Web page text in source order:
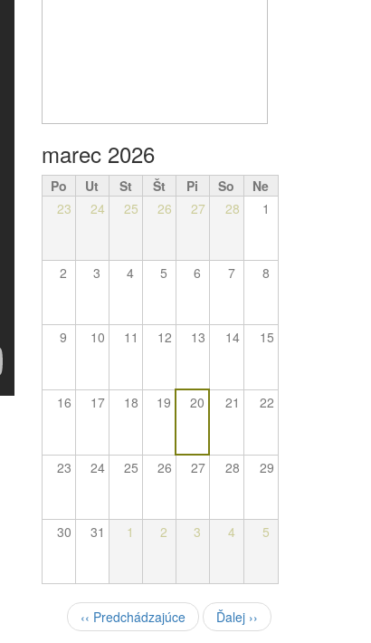
marec 2026
Po Ut St Št Pi So
Ne
23
24 25 26 27 28 1
2 3 4 5 6 7 8
9 10 11 12 13 14 15
16 17 18 19 20 21 22
23 24 25 26 27 28 29
30 31 1 2 3 4 5
Pagination
‹‹ Predchádzajúce Ďalej ››